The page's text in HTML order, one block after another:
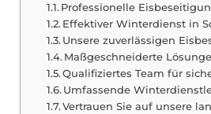
Professionelle
Effektiver Winterdienst in
Unsere zuverlässigen
Maßgeschneiderte
Qualifiziertes Team für
Umfassende
Vertrauen Sie auf unsere